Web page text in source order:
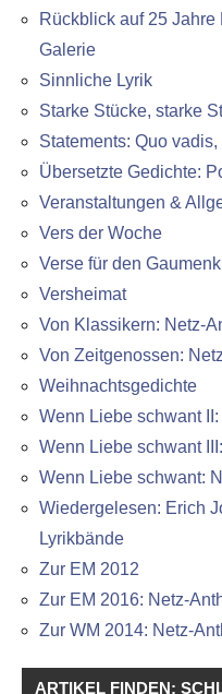
Rückblick auf 25
Galerie
Sinnliche Lyrik
Starke Stücke, starke
Statements: Quo vadis,
Übersetzte Gedichte:
Veranstaltungen &
Vers der Woche
Verse für den
Versheimat
Von Klassikern: Netz-
Von Zeitgenossen:
Weihnachtsgedichte
Wenn Liebe schwant
Wenn Liebe schwant
Wenn Liebe schwant:
Wiedergelesen: Erich
Lyrikbände
Zur EM 2012
Zur EM 2016: Netz-
Zur WM 2014: Netz-
ARTIKEL FINDEN: